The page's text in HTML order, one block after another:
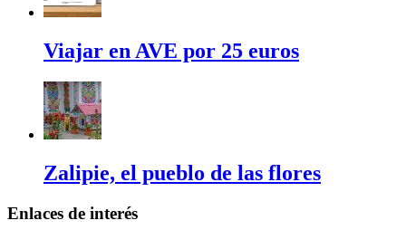
Viajar en AVE por 25 euros
Zalipie, el pueblo de las flores
Enlaces de interés